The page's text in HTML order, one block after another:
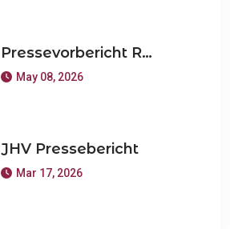
Pressevorbericht Reitturnier Weeze 16 und 17 Mai 2026
May 08, 2026
JHV Pressebericht
Mar 17, 2026